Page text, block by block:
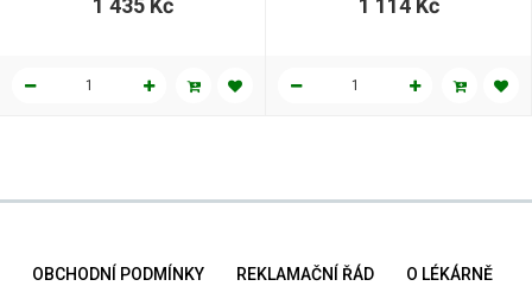
1 435 Kč 1 114 Kč
OBCHODNÍ PODMÍNKY REKLAMAČNÍ ŘÁD O LÉKÁRNĚ